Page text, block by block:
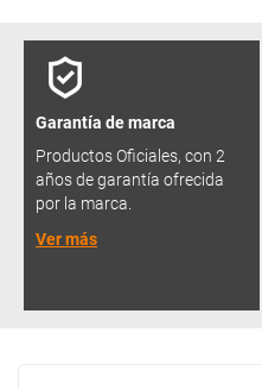
Garantía de marca
Productos Oficiales, con 2
años de garantía ofrecida
por la marca.
Ver más